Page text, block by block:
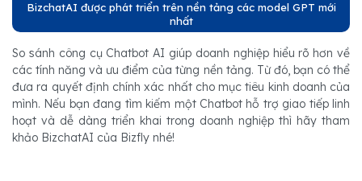
BizchatAI được phát triển trên nền tảng các model GPT mới
nhất
So sánh công cụ Chatbot AI giúp doanh nghiệp hiểu rõ hơn về
các tính năng và ưu điểm của từng nền tảng. Từ đó, bạn có thể
đưa ra quyết định chính xác nhất cho mục tiêu kinh doanh của
mình. Nếu bạn đang tìm kiếm một Chatbot hỗ trợ giao tiếp linh
hoạt và dễ dàng triển khai trong doanh nghiệp thì hãy tham
khảo BizchatAI của Bizfly nhé!